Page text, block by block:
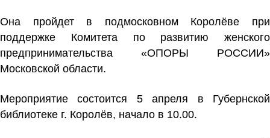
Она пройдет в подмосковном Королёве при
поддержке Комитета по развитию женского
предпринимательства «ОПОРЫ РОССИИ»
Московской области.
Мероприятие состоится 5 апреля в Губернской
библиотеке г. Королёв, начало в 10.00.